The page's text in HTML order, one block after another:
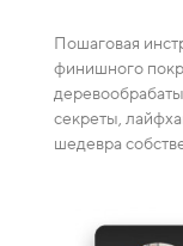
Пошаговая
финишного
секреты,
шедевра